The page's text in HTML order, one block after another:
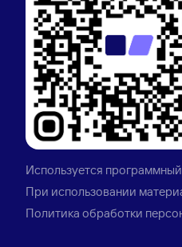
Используется
При использовании
Политика обработки